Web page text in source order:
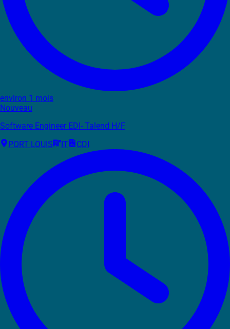
environ 1 mois
Nouveau
Software Engineer EDI- Talend H/F
PORT LOUIS
IT CDI